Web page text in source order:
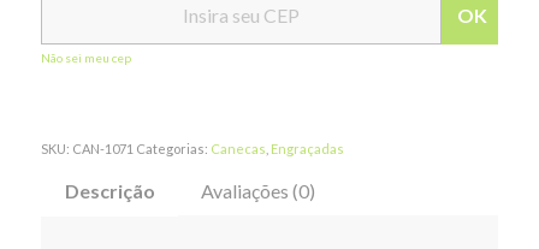
OK
Não sei meu cep
SKU: CAN-1071 Categorias: Canecas Engraçadas
Descrição Avaliações (0)